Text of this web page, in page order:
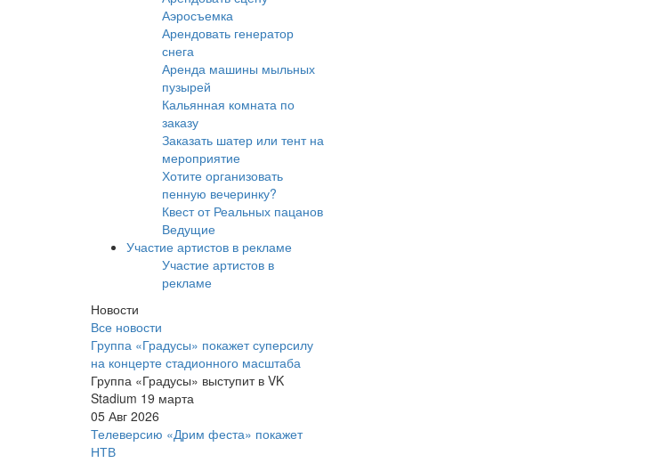
Аэросъемка
Арендовать генератор
снега
Аренда машины мыльных
пузырей
Кальянная комната по
заказу
Заказать шатер или тент на
мероприятие
Хотите организовать
пенную вечеринку?
Квест от Реальных пацанов
Ведущие
Участие артистов в рекламе
Участие артистов в
рекламе
Новости
Все новости
Группа «Градусы» покажет суперсилу
на концерте стадионного масштаба
Группа «Градусы» выступит в VK
Stadium 19 марта
05 Авг 2026
Телеверсию «Дрим феста» покажет
НТВ